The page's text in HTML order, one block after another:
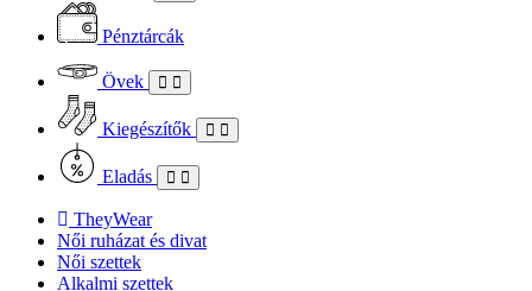
Pénztárcák
Övek
Kiegészítők
Eladás
TheyWear
Női ruházat és divat
Női szettek
Alkalmi szettek